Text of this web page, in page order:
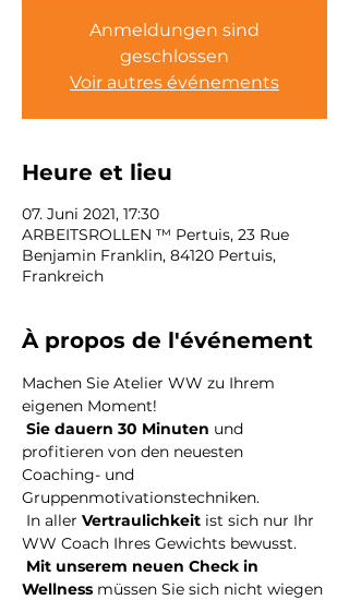
Anmeldungen sind
geschlossen
Voir autres événements
Heure et lieu
07. Juni 2021, 17:30
ARBEITSROLLEN ™ Pertuis, 23 Rue
Benjamin Franklin, 84120 Pertuis,
Frankreich
À propos de l'événement
Machen Sie Atelier WW zu Ihrem
eigenen Moment!
Sie dauern 30 Minuten und
profitieren von den neuesten
Coaching- und
Gruppenmotivationstechniken.
In aller Vertraulichkeit ist sich nur Ihr
WW Coach Ihres Gewichts bewusst.
Mit unserem neuen Check in
Wellness müssen Sie sich nicht wiegen